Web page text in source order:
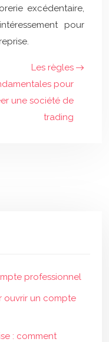
excédentaire,
pour
Les règles
pour
une société de
trading
professionnel
ouvrir un compte
: comment